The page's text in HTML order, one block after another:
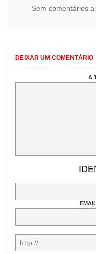
Sem comentários
DEIXAR UM COMENTÁRIO
A